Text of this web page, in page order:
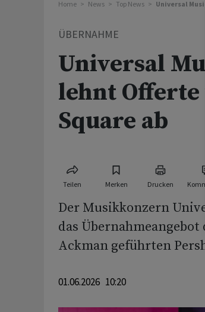
Home News Top News Universal
ÜBERNAHME
Universal
lehnt
Square ab
Teilen Merken Drucken
Der Musikkonzern
das Übernahmeangebot
Ackman geführten
01.06.2026 10:20